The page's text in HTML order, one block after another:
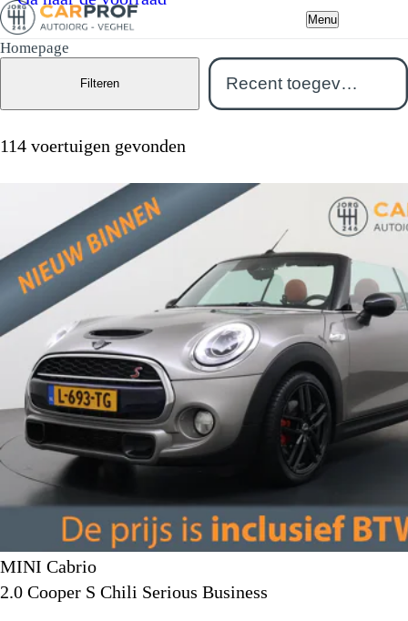
Menu
Homepage
114 voertuigen gevonden
Filteren
MINI Cabrio
2.0 Cooper S Chili Serious Business